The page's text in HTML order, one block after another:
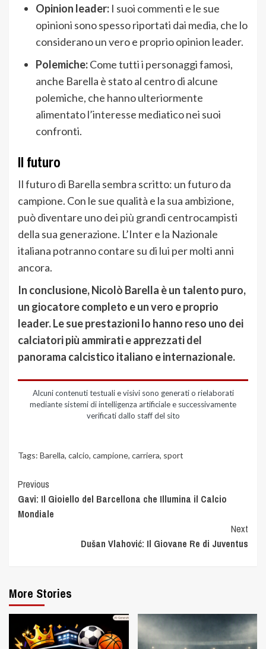
Opinion leader: I suoi commenti e le sue
opinioni sono spesso riportati dai media, che lo
considerano un vero e proprio opinion leader.
Polemiche:Come tutti i personaggi famosi,
anche Barella è stato al centro di alcune
polemiche, che hanno ulteriormente
alimentato l’interesse mediatico nei suoi
confronti.
Il futuro
Il futuro di Barella sembra scritto: un futuro da
campione. Con le sue qualità e la sua ambizione,
può diventare uno dei più grandi centrocampisti
della sua generazione. L’Inter e la Nazionale
italiana potranno contare su di lui per molti anni
ancora.
In conclusione, Nicolò Barella è un talento puro,
un giocatore completo e un vero e proprio
leader. Le sue prestazioni lo hanno reso uno dei
calciatori più ammirati e apprezzati del
panorama calcistico italiano e internazionale.
Alcuni contenuti testuali e visivi sono generati o rielaborati
mediante sistemi di intelligenza artificiale e successivamente
verificati dallo staff del sito
Tags: Barella, calcio, campione, carriera, sport
Previous
Gavi: Il Gioiello del Barcellona che Illumina il Calcio
Mondiale
Next
Dušan Vlahović: Il Giovane Re di Juventus
More Stories